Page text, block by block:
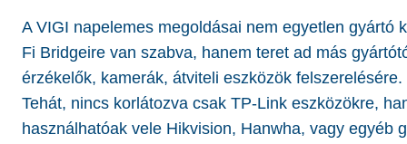
A VIGI napelemes megoldásai nem egyetlen gyártó
Fi Bridgeire van szabva, hanem teret ad más
érzékelők, kamerák, átviteli eszközök felszerelésére.
Tehát, nincs korlátozva csak TP-Link eszközökre,
használhatóak vele Hikvision, Hanwha, vagy egyéb